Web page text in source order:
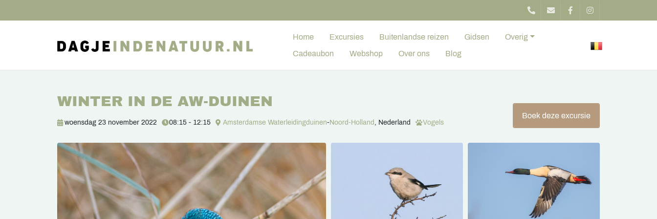
Home Excursies Buitenlandse reizen Gidsen Overig
Cadeaubon Webshop Over ons Blog
WINTER IN DE AW-DUINEN
woensdag 23 november 2022 08:15 - 12:15 Amsterdamse Waterleidingduinen-Noord-Holland , Nederland Vogels
Boek deze excursie